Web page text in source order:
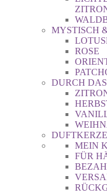
MYSTISCH
ROSE
DURCH
MEIN
FÜR